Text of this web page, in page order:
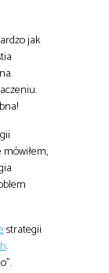
jak
strategii
.